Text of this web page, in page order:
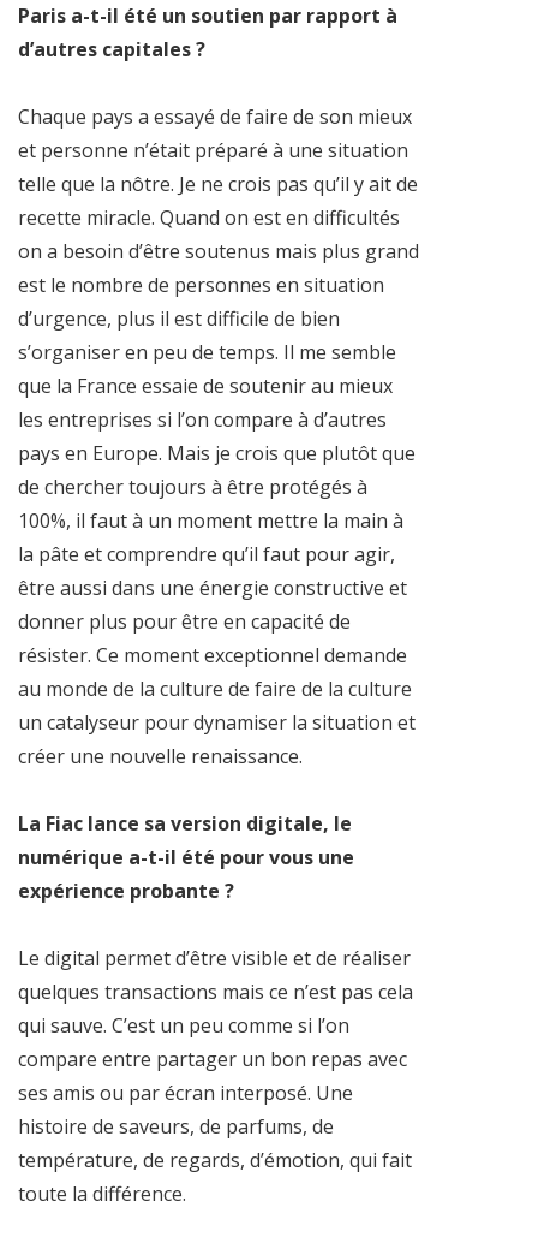
Paris a-t-il été un soutien par rapport à
d’autres capitales ?
Chaque pays a essayé de faire de son mieux
et personne n’était préparé à une situation
telle que la nôtre. Je ne crois pas qu’il y ait de
recette miracle. Quand on est en difficultés
on a besoin d’être soutenus mais plus grand
est le nombre de personnes en situation
d’urgence, plus il est difficile de bien
s’organiser en peu de temps. Il me semble
que la France essaie de soutenir au mieux
les entreprises si l’on compare à d’autres
pays en Europe. Mais je crois que plutôt que
de chercher toujours à être protégés à
100%, il faut à un moment mettre la main à
la pâte et comprendre qu’il faut pour agir,
être aussi dans une énergie constructive et
donner plus pour être en capacité de
résister. Ce moment exceptionnel demande
au monde de la culture de faire de la culture
un catalyseur pour dynamiser la situation et
créer une nouvelle renaissance.
La Fiac lance sa version digitale, le
numérique a-t-il été pour vous une
expérience probante ?
Le digital permet d’être visible et de réaliser
quelques transactions mais ce n’est pas cela
qui sauve. C’est un peu comme si l’on
compare entre partager un bon repas avec
ses amis ou par écran interposé. Une
histoire de saveurs, de parfums, de
température, de regards, d’émotion, qui fait
toute la différence.